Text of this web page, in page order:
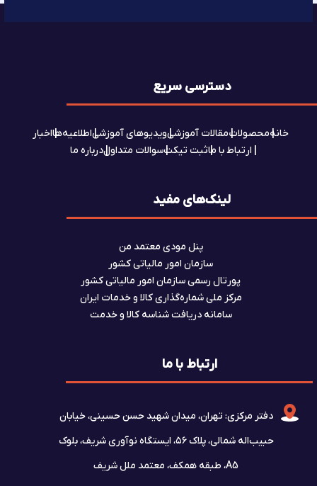
ارتباط با ما
دفتر مرکزی: تهران، میدان شهید حسن حسینی، خیابان
حبیب‌اله شمالی، پلاک ۵۶، ایستگاه نوآوری شریف، بلوک
A5، طبقه همکف، معتمد ملل شریف
لینک‌های مفید
پنل مودی معتمد من
سازمان امور مالیاتی کشور
پورتال رسمی سازمان امور مالیاتی کشور
مرکز ملی شماره‌گذاری کالا و خدمات ایران
سامانه دریافت شناسه کالا و خدمت
دسترسی سریع
خانهمحصولاتمقالات آموزشیویدیوهای آموزشیاطلاعیه‌هااخبار
ارتباط با ماثبت تیکتسوالات متداولدرباره ما